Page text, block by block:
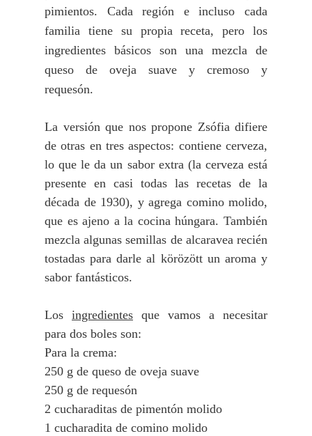
pimientos. Cada región e incluso cada
familia tiene su propia receta, pero los
ingredientes básicos son una mezcla de
queso de oveja suave y cremoso y
requesón.
La versión que nos propone Zsófia difiere
de otras en tres aspectos: contiene cerveza,
lo que le da un sabor extra (la cerveza está
presente en casi todas las recetas de la
década de 1930), y agrega comino molido,
que es ajeno a la cocina húngara. También
mezcla algunas semillas de alcaravea recién
tostadas para darle al körözött un aroma y
sabor fantásticos.
Los ingredientes que vamos a necesitar
para dos boles son:
Para la crema:
250 g de queso de oveja suave
250 g de requesón
2 cucharaditas de pimentón molido
1 cucharadita de comino molido